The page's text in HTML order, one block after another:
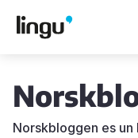
Norskbloggen es